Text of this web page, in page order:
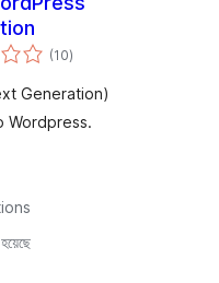
(10total
ratings
)
Generation)
Wordpress.